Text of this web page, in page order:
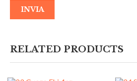
RELATED PRODUCTS